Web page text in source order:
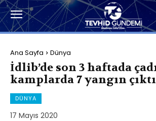
Ana Sayfa Dünya
İdlib’de son 3 haftada
kamplarda 7 yangın çıktı
DÜNYA
17 Mayıs 2020